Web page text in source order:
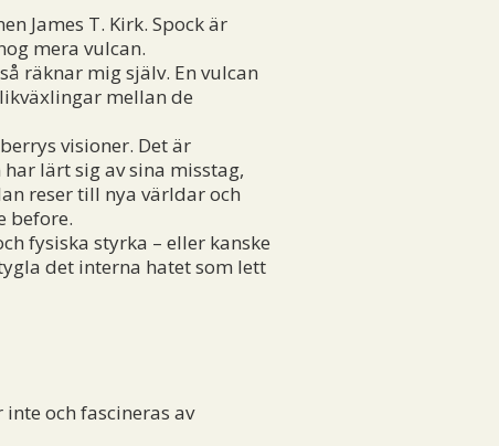
James T. Kirk. Spock är
mera vulcan.
räknar mig själv. En vulcan
mellan de
visioner. Det är
lärt sig av sina misstag,
reser till nya världar och
before.
fysiska styrka – eller kanske
det interna hatet som lett
och fascineras av